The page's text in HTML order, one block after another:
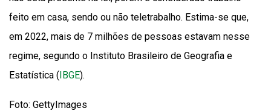
feito em casa, sendo ou não teletrabalho. Estima-se que,
em 2022, mais de 7 milhões de pessoas estavam nesse
regime, segundo o Instituto Brasileiro de Geografia e
Estatística (IBGE).
Foto: GettyImages